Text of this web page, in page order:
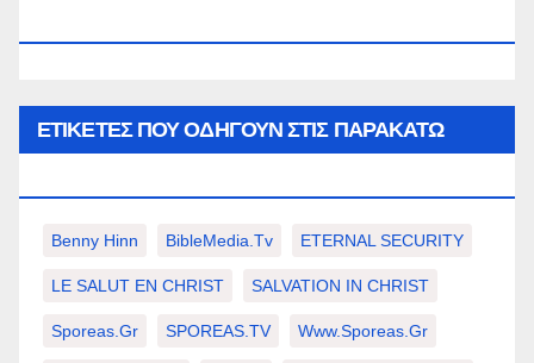
ΕΤΙΚΈΤΕΣ ΠΟΥ ΟΔΗΓΟΎΝ ΣΤΙΣ ΠΑΡΑΚΆΤΩ
Benny Hinn BibleMedia.tv ETERNAL SECURITY
LE SALUT EN CHRIST SALVATION IN CHRIST
Sporeas.gr SPOREAS.TV Www.sporeas.gr